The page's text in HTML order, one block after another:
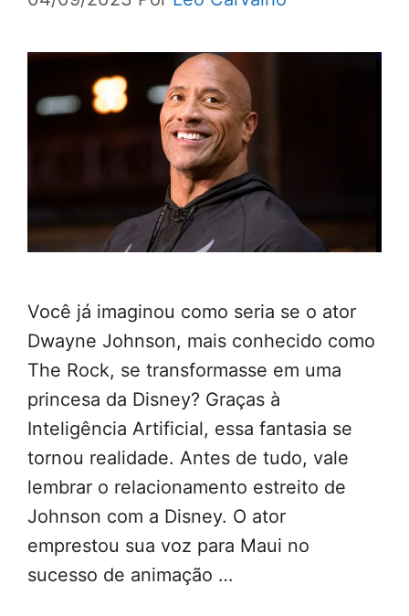
Você já imaginou como seria se o ator
Dwayne Johnson, mais conhecido como
The Rock, se transformasse em uma
princesa da Disney? Graças à
Inteligência Artificial, essa fantasia se
tornou realidade. Antes de tudo, vale
lembrar o relacionamento estreito de
Johnson com a Disney. O ator
emprestou sua voz para Maui no
sucesso de animação …